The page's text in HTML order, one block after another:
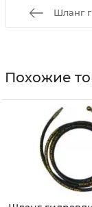
Шланг
Похожие